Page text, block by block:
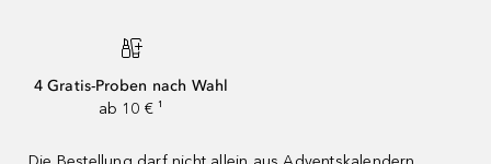
4 Gratis-Proben nach Wahl
ab 10 € ¹